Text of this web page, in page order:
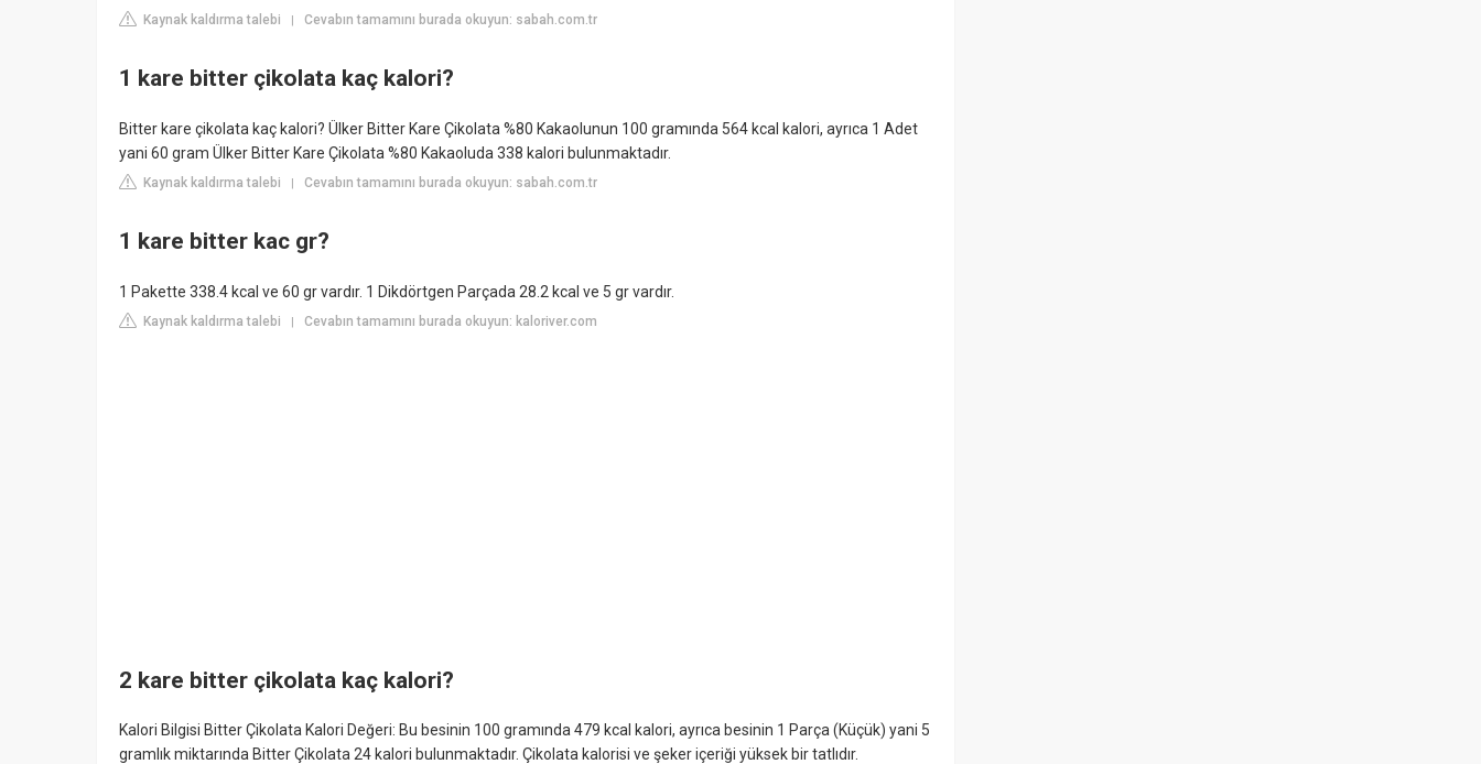
Kaynak kaldırma talebi | Cevabın tamamını burada okuyun: sabah.com.tr
1 kare bitter çikolata kaç kalori?
Bitter kare çikolata kaç kalori? Ülker Bitter Kare Çikolata %80 Kakaolunun 100 gramında 564 kcal kalori, ayrıca 1 Adet
yani 60 gram Ülker Bitter Kare Çikolata %80 Kakaoluda 338 kalori bulunmaktadır.
Kaynak kaldırma talebi | Cevabın tamamını burada okuyun: sabah.com.tr
1 kare bitter kac gr?
1 Pakette 338.4 kcal ve 60 gr vardır. 1 Dikdörtgen Parçada 28.2 kcal ve 5 gr vardır.
Kaynak kaldırma talebi | Cevabın tamamını burada okuyun: kaloriver.com
2 kare bitter çikolata kaç kalori?
Kalori Bilgisi Bitter Çikolata Kalori Değeri: Bu besinin 100 gramında 479 kcal kalori, ayrıca besinin 1 Parça (Küçük) yani 5
gramlık miktarında Bitter Çikolata 24 kalori bulunmaktadır. Çikolata kalorisi ve şeker içeriği yüksek bir tatlıdır.